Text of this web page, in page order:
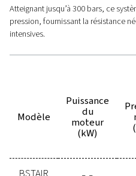
Capot insonorisant
espace de travail plus
puissiez vous